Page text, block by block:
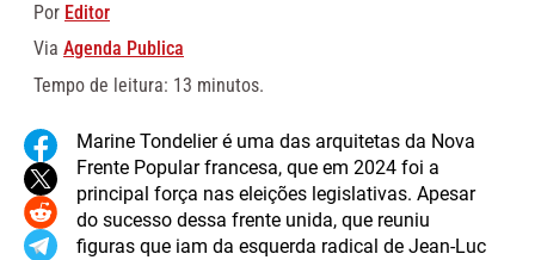
Por Editor
Via Agenda Publica
Tempo de leitura: 13 minutos.
Marine Tondelier é uma das arquitetas da Nova
Frente Popular francesa, que em 2024 foi a
principal força nas eleições legislativas. Apesar
do sucesso dessa frente unida, que reuniu
figuras que iam da esquerda radical de Jean-Luc